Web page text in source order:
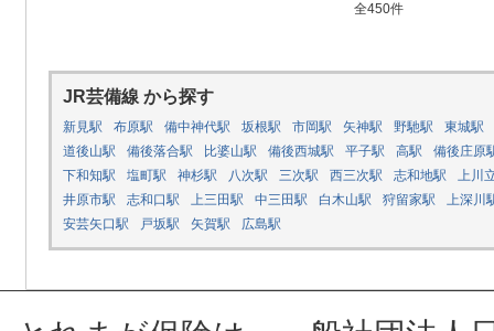
全450件
JR芸備線 から探す
新見駅 布原駅 備中神代駅 坂根駅 市岡駅 矢神駅 野馳駅
東城駅
道後山駅
備後落合駅 比婆山駅 備後西城駅 平子駅 高駅
備後庄原
下和知駅
塩町駅 神杉駅 八次駅 三次駅 西三次駅 志和地駅
上川
井原市駅
志和口駅 上三田駅 中三田駅 白木山駅 狩留家駅
上深川
安芸矢口駅
戸坂駅 矢賀駅 広島駅